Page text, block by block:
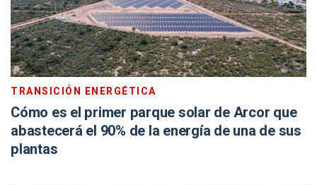
TRANSICIÓN ENERGÉTICA
Cómo es el primer parque solar de Arcor que
abastecerá el 90% de la energía de una de sus
plantas